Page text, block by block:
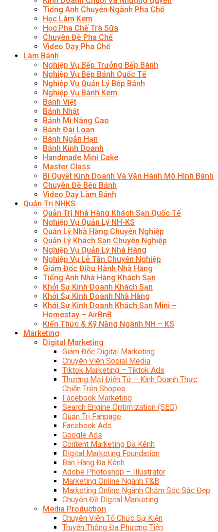
Tiếng Anh Chuyên Ngành Pha Chế
Học Làm Kem
Học Pha Chế Trà Sữa
Chuyên Đề Pha Chế
Video Dạy Pha Chế
Làm Bánh
Nghiệp Vụ Bếp Trưởng Bếp Bánh
Nghiệp Vụ Bếp Bánh Quốc Tế
Nghiệp Vụ Quản Lý Bếp Bánh
Nghiệp Vụ Bánh Kem
Bánh Việt
Bánh Nhật
Bánh Mì Nâng Cao
Bánh Đài Loan
Bánh Ngắn Hạn
Bánh Kinh Doanh
Handmade Mini Cake
Master Class
Bí Quyết Kinh Doanh Và Vận Hành Mô Hình Bánh
Chuyên Đề Bếp Bánh
Video Dạy Làm Bánh
Quản Trị NHKS
Quản Trị Nhà Hàng Khách Sạn Quốc Tế
Nghiệp Vụ Quản Lý NH-KS
Quản Lý Nhà Hàng Chuyên Nghiệp
Quản Lý Khách Sạn Chuyên Nghiệp
Nghiệp Vụ Quản Lý Nhà Hàng
Nghiệp Vụ Lễ Tân Chuyên Nghiệp
Giám Đốc Điều Hành Nhà Hàng
Tiếng Anh Nhà Hàng Khách Sạn
Khởi Sự Kinh Doanh Khách Sạn
Khởi Sự Kinh Doanh Nhà Hàng
Khởi Sự Kinh Doanh Khách Sạn Mini –
Homestay – AirBnB
Kiến Thức & Kỹ Năng Ngành NH – KS
Marketing
Digital Marketing
Giám Đốc Digital Marketing
Chuyên Viên Social Media
Tiktok Marketing – Tiktok Ads
Thương Mại Điện Tử – Kinh Doanh Thực
Chiến Trên Shopee
Facebook Marketing
Search Engine Optimization (SEO)
Quản Trị Fanpage
Facebook Ads
Google Ads
Content Marketing Đa Kênh
Digital Marketing Foundation
Bán Hàng Đa Kênh
Adobe Photoshop – Illustrator
Marketing Online Ngành F&B
Marketing Online Ngành Chăm Sóc Sắc Đẹp
Chuyên Đề Digital Marketing
Media Production
Chuyên Viên Tổ Chức Sự Kiện
Truyền Thông Đa Phương Tiện